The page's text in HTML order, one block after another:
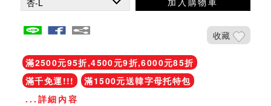
收藏
滿2500元95折,4500元9折,6000元85折
滿千免運!!!
滿1500元送韓字母托特包
...詳細內容